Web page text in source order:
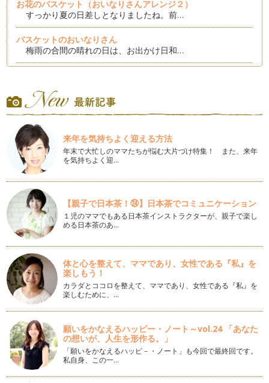
お花のバスケット（おいなりさんアレンジ２）
すっかり夏の日差しとなりましたね。前…
バスケットのおいなりさん
梅雨の合間の晴れの日は、お出かけ日和…
はそんな「梅雨のイメ…
おやつにも♪ ロリポップサンドをつくろう
サンドイッチ用のパンをラップでクルク…
ひとくちでパクッ♪ かんたん海苔巻きつくっちゃおう！
ゴールデンウィークも終わり、春の遠足…
サンドイッチ持って、でかけよう♪
日に日にあたたかくなって、新緑…
おかかでふんわり♪ ふわふわヘアーの女の子のおべんとう
ピカピカの通園バッグやランドセル、ち…
かわいい春のおべんとう。マッシュポテトで簡単につくっちゃ
おう
ことしのイースターは４月８日。 この時期は、イースター
の象…
春のサンドイッチをつくろう
すこしづつ、春らしい日差しを感じられるようになってきま
した…
うれしい たのしい ひなまつり ２
ひなまつり直前！ 前回の、デコおいな…
来年を気持ちよく迎える方法
年末で大忙しのママたちが悩む大片づけ特集！ また、来年
を気持ちよく迎…
【親子で日本茶！㉔】日本茶でコミュニケーション
１児のママでもある日本茶インストラクターが、親子で楽し
める日本茶のあ…
体と心を整えて、ママであり、女性である『私』を
楽しもう！
カラダとココロを整えて、ママであり、女性である『私』を
楽しむために、…
願いをかなえるハッピー・ノート～vol.24 「あなた
の想いが、人生を形作る。」
「願いをかなえるハッピ－・ノート」も今回で最終回です。
私自身、この一…